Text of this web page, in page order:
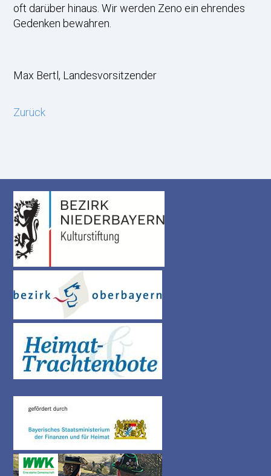
oft darüber hinaus. Wir werden Zeno ein ehrendes
Gedenken bewahren.
Max Bertl, Landesvorsitzender
Zurück